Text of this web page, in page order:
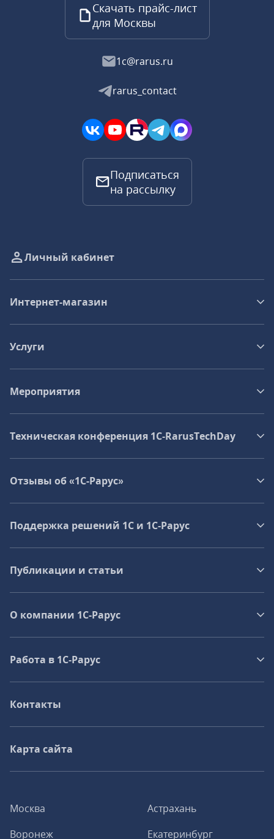
Скачать прайс-лист
для Москвы
1c@rarus.ru
rarus_contact
Подписаться
на рассылку
Москва
Астрахань
Воронеж
Екатеринбург
Личный кабинет
Интернет-магазин
Услуги
Мероприятия
Техническая конференция 1C‑RarusTechDay
Отзывы об «1С-Рарус»
Поддержка решений 1С и 1С‑Рарус
Публикации и статьи
О компании 1C-Рарус
Работа в 1С‑Рарус
Контакты
Карта сайта